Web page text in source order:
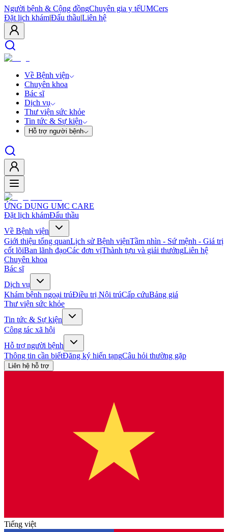
Người bệnh & Cộng đồngChuyên gia y tếUMCers
Đặt lịch khám|Đấu thầu|Liên hệ
Về Bệnh viện
Chuyên khoa
Bác sĩ
Dịch vụ
Thư viện sức khỏe
Tin tức & Sự kiện
Hỗ trợ người bệnh
ỨNG DỤNG UMC CARE
Đặt lịch khámĐấu thầu
Về Bệnh viện
Giới thiệu tổng quanLịch sử Bệnh việnTầm nhìn - Sứ mệnh - Giá trị
cốt lõiBan lãnh đạoCác đơn vịThành tựu và giải thưởngLiên hệ
Chuyên khoa
Bác sĩ
Dịch vụ
Khám bệnh ngoại trúĐiều trị Nội trúCấp cứuBảng giá
Thư viện sức khỏe
Tin tức & Sự kiện
Công tác xã hội
Hỗ trợ người bệnh
Thông tin cần biếtĐăng ký hiến tạngCâu hỏi thường gặp
Liên hệ hỗ trợ
Tiếng việt